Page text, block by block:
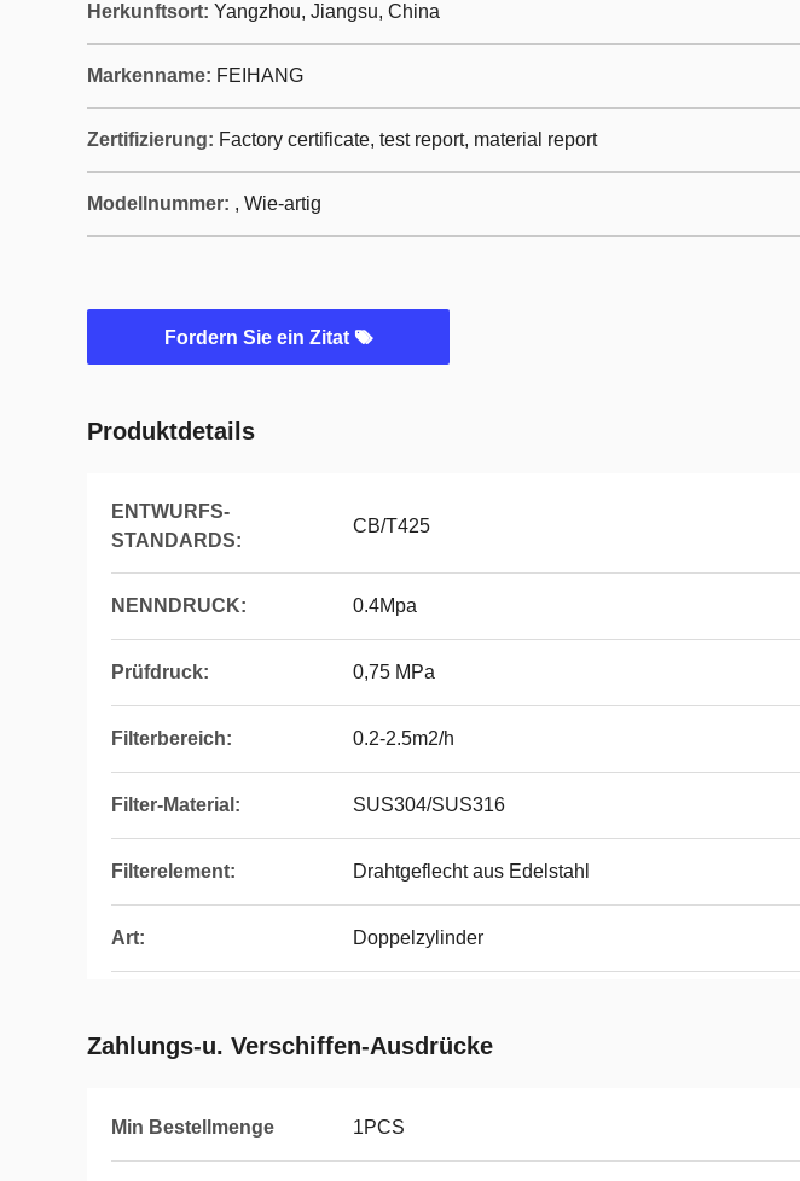
Herkunftsort: Yangzhou, Jiangsu, China
Markenname: FEIHANG
Zertifizierung: Factory certificate, test report, material report
Modellnummer: , Wie-artig
Fordern Sie ein Zitat
Produktdetails
ENTWURFS-
STANDARDS:
CB/T425
NENNDRUCK: 0.4Mpa
Prüfdruck: 0,75 MPa
Filterbereich: 0.2-2.5m2/h
Filter-Material: SUS304/SUS316
Filterelement: Drahtgeflecht aus Edelstahl
Art: Doppelzylinder
Zahlungs-u. Verschiffen-Ausdrücke
Min Bestellmenge 1PCS